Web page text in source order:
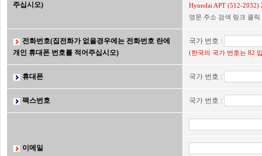
주십시오)
Hyundai APT (512-2032)
영문 주소 검색 링크 클릭
전화번호(집전화가 없을경우에는 전화번호 란에
개인 휴대폰 번호를 적어주십시오)
국가 번호 :
(한국의 국가 번호는 82
휴대폰 국가 번호 :
팩스번호 국가 번호 :
이메일